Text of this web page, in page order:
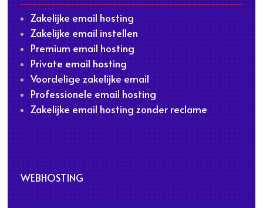
Zakelijke email hosting
Zakelijke email instellen
Premium email hosting
Private email hosting
Voordelige zakelijke email
Professionele email hosting
Zakelijke email hosting zonder reclame
WEBHOSTING